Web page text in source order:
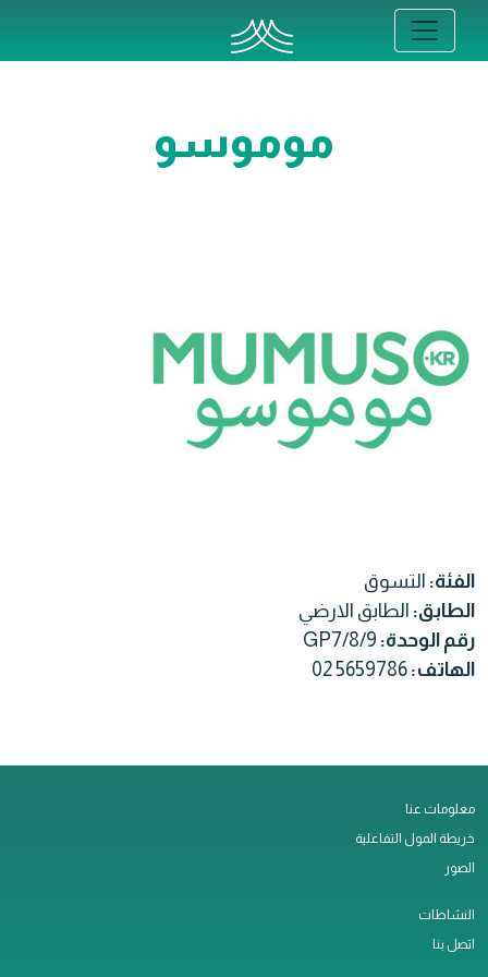
موموسو
الفئة: التسوق
الطابق: الطابق الارضي
رقم الوحدة: GP7/8/9
الهاتف: 02 5659786
معلومات عنا
خريطة المول التفاعلية
الصور
النشاطات
اتصل بنا